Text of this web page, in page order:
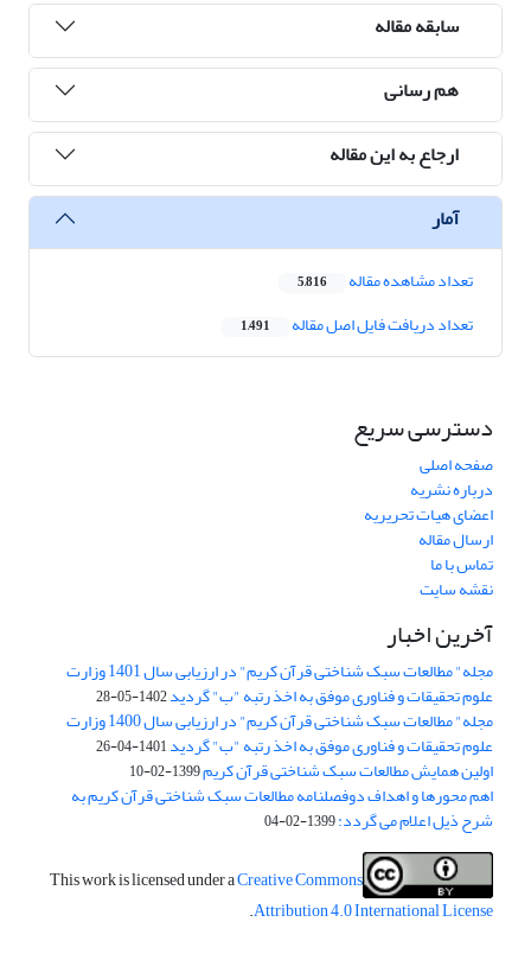
سابقه مقاله
هم رسانی
ارجاع به این مقاله
آمار
تعداد مشاهده مقاله 5,816
تعداد دریافت فایل اصل مقاله 1,491
دسترسی سریع
صفحه اصلی
درباره نشریه
اعضای هیات تحریریه
ارسال مقاله
تماس با ما
نقشه سایت
آخرین اخبار
مجله" مطالعات سبک شناختی قرآن کریم" در ارزیابی سال 1401 وزارت
علوم تحقیقات و فناوری موفق به اخذ رتبه "ب" گردید1402-05-28
مجله" مطالعات سبک شناختی قرآن کریم" در ارزیابی سال 1400 وزارت
علوم تحقیقات و فناوری موفق به اخذ رتبه "ب" گردید1401-04-26
اولین همایش مطالعات سبک شناختی قرآن کریم1399-02-10
اهم محورها و اهداف دوفصلنامه مطالعات سبک شناختی قرآن کریم به
شرح ذیل اعلام می گردد:1399-02-04
This work is licensed under aCreative Commons
Attribution 4.0 International License
.